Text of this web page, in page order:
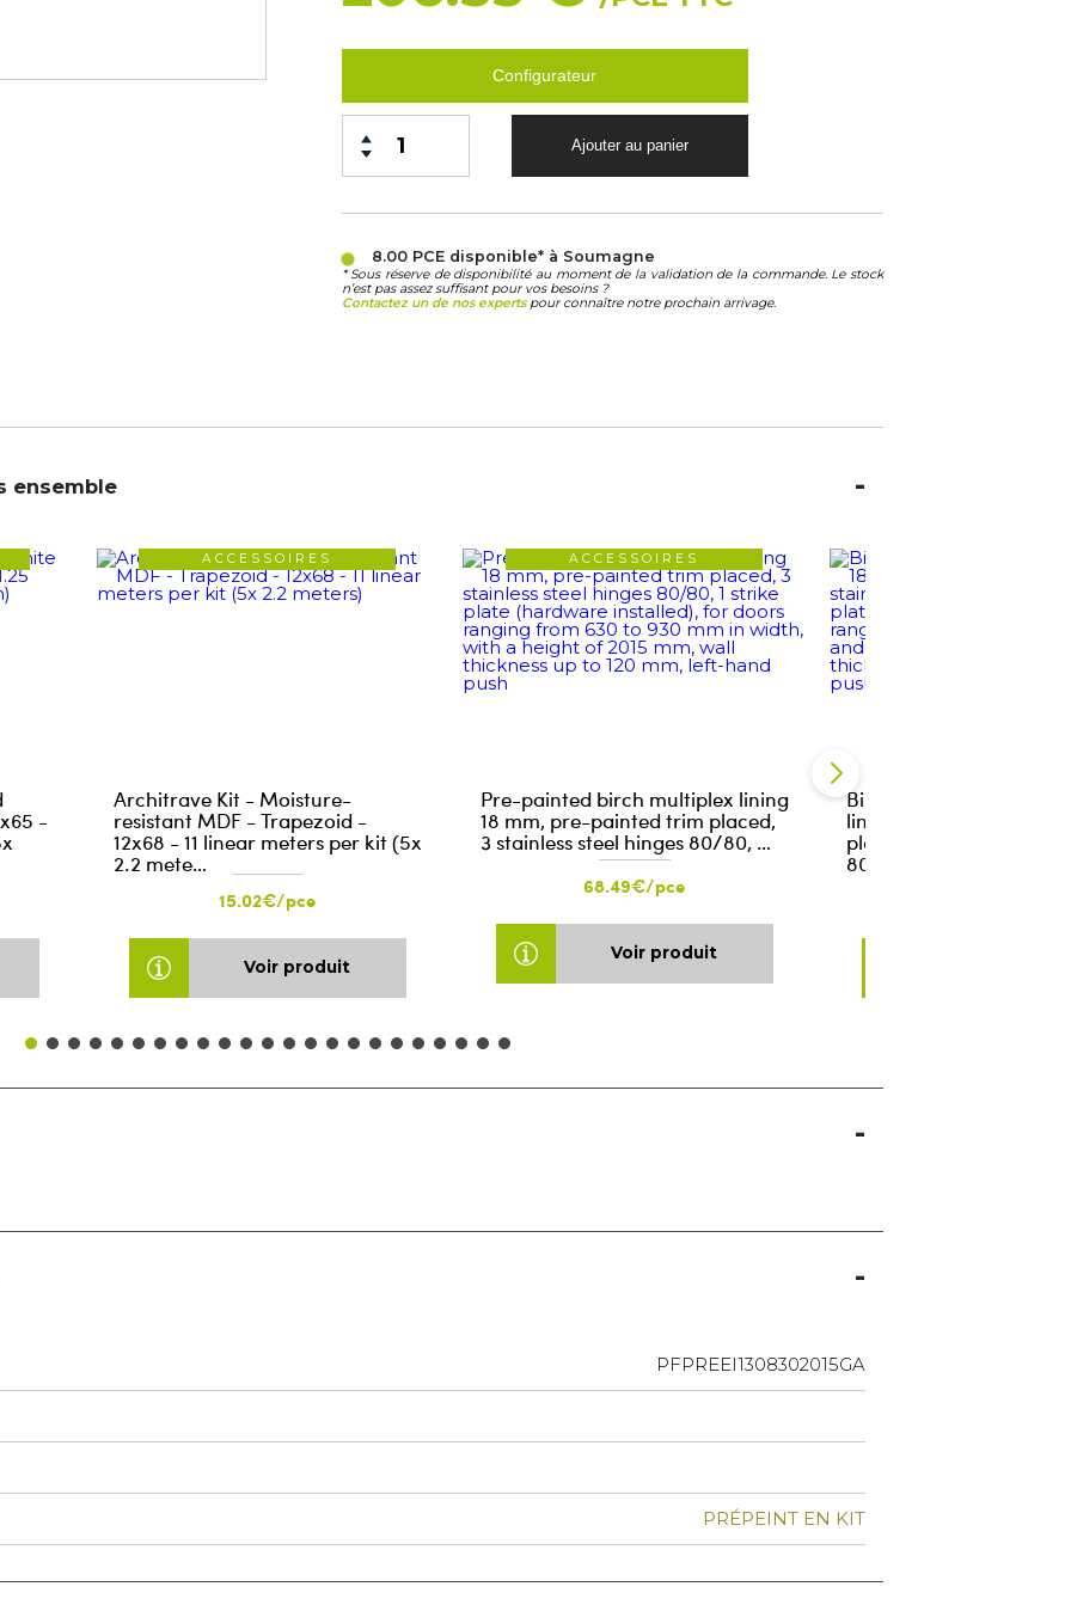
Configurateur
8.00 PCE disponible* à Soumagne
* Sous réserve de disponibilité au moment de la validation de la commande. Le stock
n’est pas assez suffisant pour vos besoins ?
Contactez un de nos expertspour connaître notre prochain arrivage.
ensemble
-
ACCESSOIRES
Architrave Kit - Moisture-
resistant MDF - Trapezoid -
12x68 - 11 linear meters per kit (5x
2.2 mete…
15.02€/pce
Voir produit
ACCESSOIRES
Pre-painted birch multiplex lining
18 mm, pre-painted trim placed,
3 stainless steel hinges 80/80, …
68.49€/pce
Voir produit
Birch multiplex pre-
lining 18 mm, pre-
placed, 3 stainless steel
80/80, …
PFPREEI1308302015GA
PRÉPEINT EN KIT